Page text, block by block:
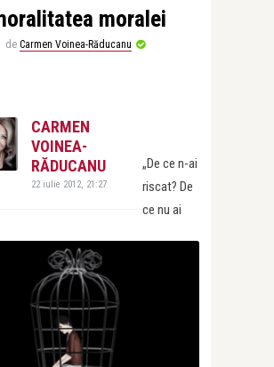
moralei
de Carmen Voinea-Răducanu
CARMEN
VOINEA-
RĂDUCANU
22 iulie 2012, 21:27
„De ce n-ai
riscat? De
ce nu ai